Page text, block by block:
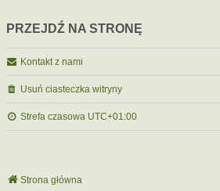
PRZEJDŹ NA STRONĘ
Kontakt z nami
Usuń ciasteczka witryny
Strefa czasowa UTC+01:00
Strona główna